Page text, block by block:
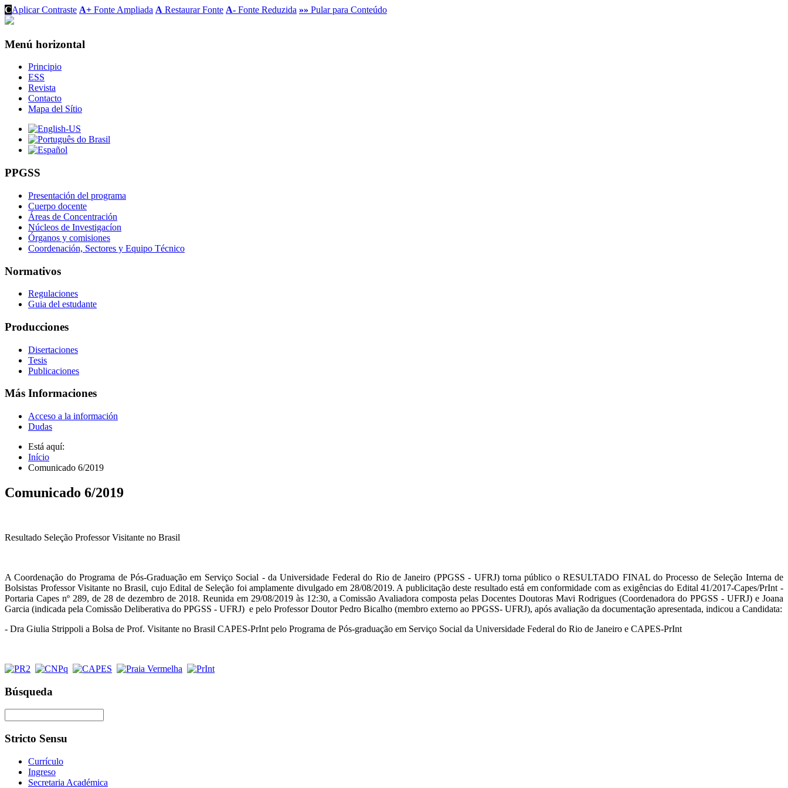
CAplicar Contraste A+ Fonte Ampliada A Restaurar Fonte A- Fonte Reduzida »» Pular para Conteúdo
Menú horizontal
Principio
ESS
Revista
Contacto
Mapa del Sítio
PPGSS
Presentación del programa
Cuerpo docente
Áreas de Concentración
Núcleos de Investigacíon
Órganos y comisiones
Coordenación, Sectores y Equipo Técnico
Normativos
Regulaciones
Guia del estudante
Producciones
Disertaciones
Tesis
Publicaciones
Más Informaciones
Acceso a la información
Dudas
Está aquí:
Início
Comunicado 6/2019
Comunicado 6/2019
Resultado Seleção Professor Visitante no Brasil
A Coordenação do Programa de Pós-Graduação em Serviço Social - da Universidade Federal do Rio de Janeiro (PPGSS - UFRJ) torna público o RESULTADO FINAL do Processo de Seleção Interna de
Bolsistas Professor Visitante no Brasil, cujo Edital de Seleção foi amplamente divulgado em 28/08/2019. A publicitação deste resultado está em conformidade com as exigências do Edital 41/2017-Capes/PrInt -
Portaria Capes nº 289, de 28 de dezembro de 2018. Reunida em 29/08/2019 às 12:30, a Comissão Avaliadora composta pelas Docentes Doutoras Mavi Rodrigues (Coordenadora do PPGSS - UFRJ) e Joana
Garcia (indicada pela Comissão Deliberativa do PPGSS - UFRJ) e pelo Professor Doutor Pedro Bicalho (membro externo ao PPGSS- UFRJ), após avaliação da documentação apresentada, indicou a Candidata:
- Dra Giulia Strippoli a Bolsa de Prof. Visitante no Brasil CAPES-PrInt pelo Programa de Pós-graduação em Serviço Social da Universidade Federal do Rio de Janeiro e CAPES-PrInt
Búsqueda
Stricto Sensu
Currículo
Ingreso
Secretaria Académica